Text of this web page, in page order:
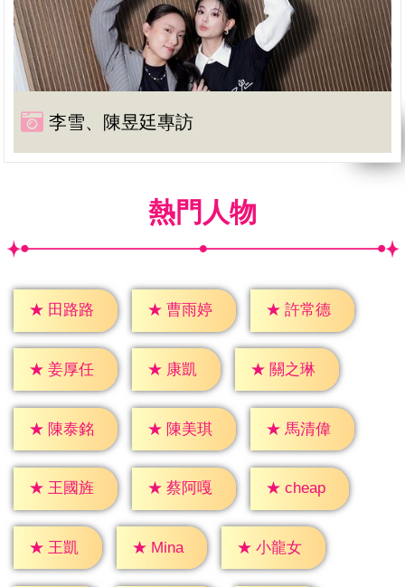
李雪、陳昱廷專訪
熱門人物
★ 田路路 ★ 曹雨婷 ★ 許常德
★ 姜厚任 ★ 康凱 ★ 關之琳
★ 陳泰銘 ★ 陳美琪 ★ 馬清偉
★ 王國旌 ★ 蔡阿嘎 ★ cheap
★ 王凱 ★ Mina ★ 小龍女